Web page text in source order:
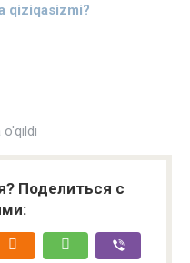
qiziqasizmi?
o'qildi
Поделиться с